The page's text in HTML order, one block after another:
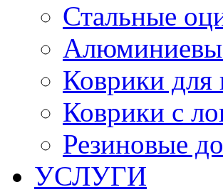
Стальные
Коврики
Коврики с
Резиновые
УСЛУГИ